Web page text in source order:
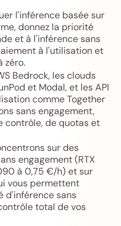
l'inférence basée sur
donnez la priorité
et à l'inférence sans
à l'utilisation et
zéro.
Bedrock, les clouds
et Modal, et les API
comme Together
sans engagement,
contrôle, de quotas et
sur des
engagement (RTX
à 0,75 €/h) et sur
vous permettent
d'inférence sans
total de vos